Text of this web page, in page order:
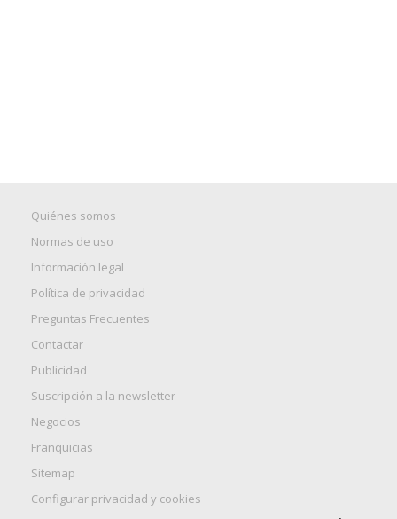
Quiénes somos
Normas de uso
Información legal
Política de privacidad
Preguntas Frecuentes
Contactar
Publicidad
Suscripción a la newsletter
Negocios
Franquicias
Sitemap
Configurar privacidad y cookies